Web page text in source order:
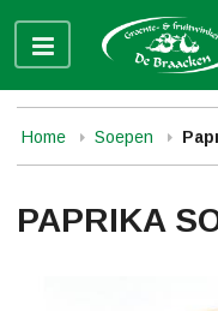
Home Soepen
PAPRIKA